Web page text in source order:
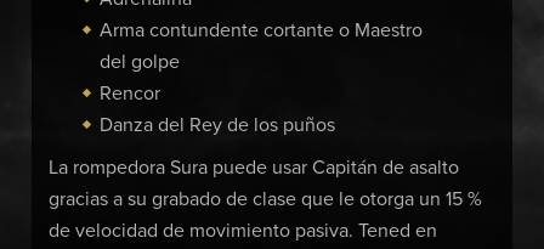
Arma contundente cortante o Maestro
del golpe
Rencor
Danza del Rey de los puños
La rompedora Sura puede usar Capitán de asalto
gracias a su grabado de clase que le otorga un 15 %
de velocidad de movimiento pasiva. Tened en